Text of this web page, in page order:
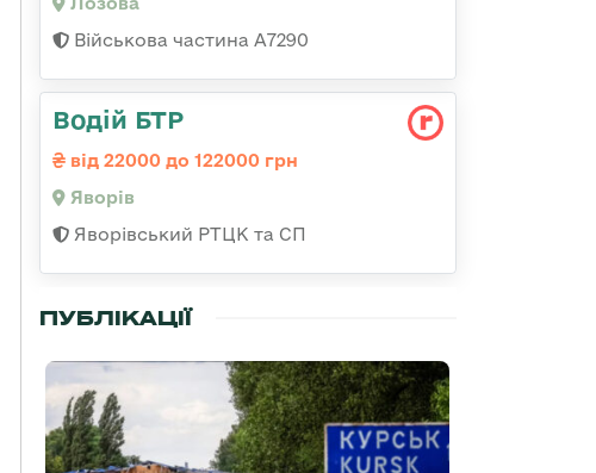
Військова частина А7290
Водій БТР
від 22000 до 122000 грн
Яворів
Яворівський РТЦК та СП
ПУБЛІКАЦІЇ